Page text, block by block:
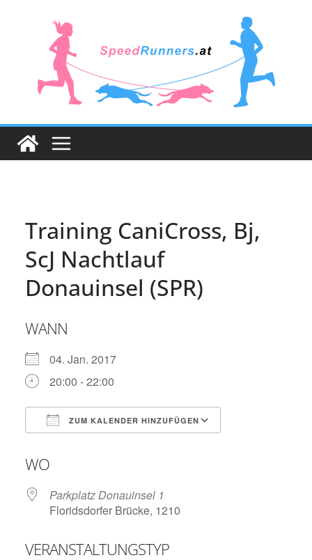
Training CaniCross, Bj,
ScJ Nachtlauf
Donauinsel (SPR)
WANN
04. Jan. 2017
20:00 - 22:00
ZUM KALENDER HINZUFÜGEN
WO
Parkplatz Donauinsel 1
Floridsdorfer Brücke, 1210
VERANSTALTUNGSTYP